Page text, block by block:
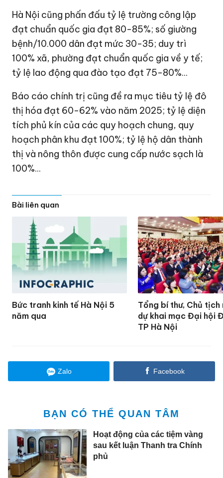
Hà Nội cũng phấn đấu tỷ lệ trường công lập
đạt chuẩn quốc gia đạt 80-85%; số giường
bệnh/10.000 dân đạt mức 30-35; duy trì
100% xã, phường đạt chuẩn quốc gia về y tế;
tỷ lệ lao động qua đào tạo đạt 75-80%...
Báo cáo chính trị cũng đề ra mục tiêu tỷ lệ đô
thị hóa đạt 60-62% vào năm 2025; tỷ lệ diện
tích phủ kín của các quy hoạch chung, quy
hoạch phân khu đạt 100%; tỷ lệ hộ dân thành
thị và nông thôn được cung cấp nước sạch là
100%...
Bài liên quan
Bức tranh kinh tế Hà Nội 5
năm qua
Tổng bí thư, Chủ tịch
dự khai mạc Đại hội
TP Hà Nội
Zalo Facebook
BẠN CÓ THỂ QUAN TÂM
Hoạt động của các tiệm vàng
sau kết luận Thanh tra Chính
phủ